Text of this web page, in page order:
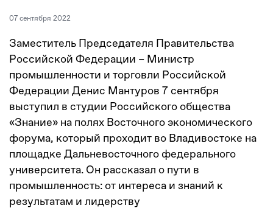
07 сентября 2022
Заместитель Председателя Правительства
Российской Федерации – Министр
промышленности и торговли Российской
Федерации Денис Мантуров 7 сентября
выступил в студии Российского общества
«Знание» на полях Восточного экономического
форума, который проходит во Владивостоке на
площадке Дальневосточного федерального
университета. Он рассказал о пути в
промышленность: от интереса и знаний к
результатам и лидерству